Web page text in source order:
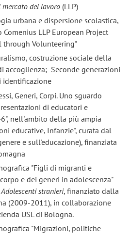
del lavoro(LLP)
urbana e dispersione scolastica,
LLP European Project
through Volunteering"
costruzione sociale della
accoglienza; Seconde generazioni
identificazione
Generi, Corpi. Uno sguardo
di educatori e
nell'ambito della più ampia
educative, Infanzie", curata dal
e sull'educazione), finanziata
"Figli di migranti e
e dei generi in adolescenza"
Adolescenti stranieri, finanziato dalla
(2009-2011), in collaborazione
USL di Bologna.
"Migrazioni, politiche